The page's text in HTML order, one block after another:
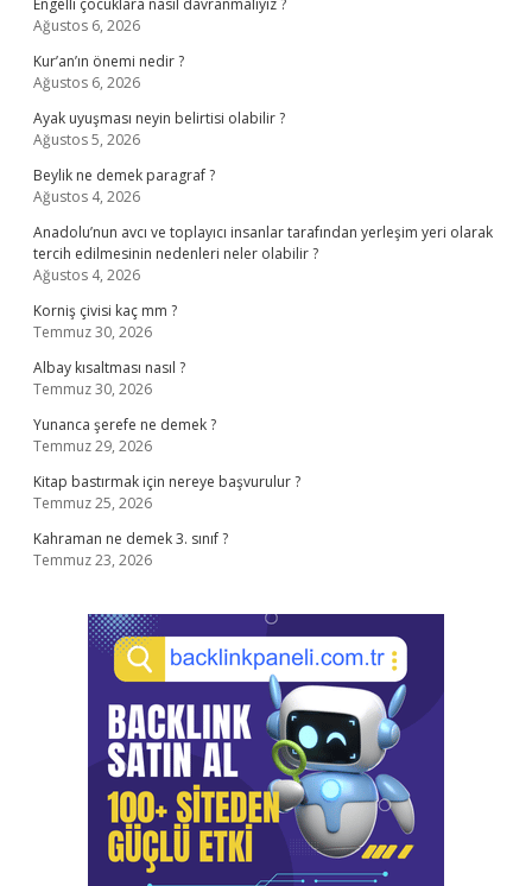
Engelli çocuklara nasıl davranmalıyız ?
Ağustos 6, 2026
Kur’an’ın önemi nedir ?
Ağustos 6, 2026
Ayak uyuşması neyin belirtisi olabilir ?
Ağustos 5, 2026
Beylik ne demek paragraf ?
Ağustos 4, 2026
Anadolu’nun avcı ve toplayıcı insanlar tarafından yerleşim yeri olarak
tercih edilmesinin nedenleri neler olabilir ?
Ağustos 4, 2026
Korniş çivisi kaç mm ?
Temmuz 30, 2026
Albay kısaltması nasıl ?
Temmuz 30, 2026
Yunanca şerefe ne demek ?
Temmuz 29, 2026
Kitap bastırmak için nereye başvurulur ?
Temmuz 25, 2026
Kahraman ne demek 3. sınıf ?
Temmuz 23, 2026